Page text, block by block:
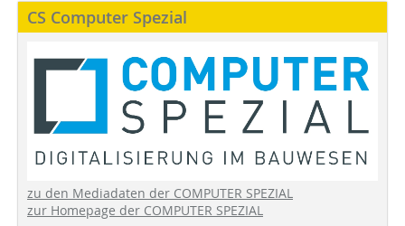
CS Computer Spezial
zu den Mediadaten der COMPUTER SPEZIAL
zur Homepage der COMPUTER SPEZIAL